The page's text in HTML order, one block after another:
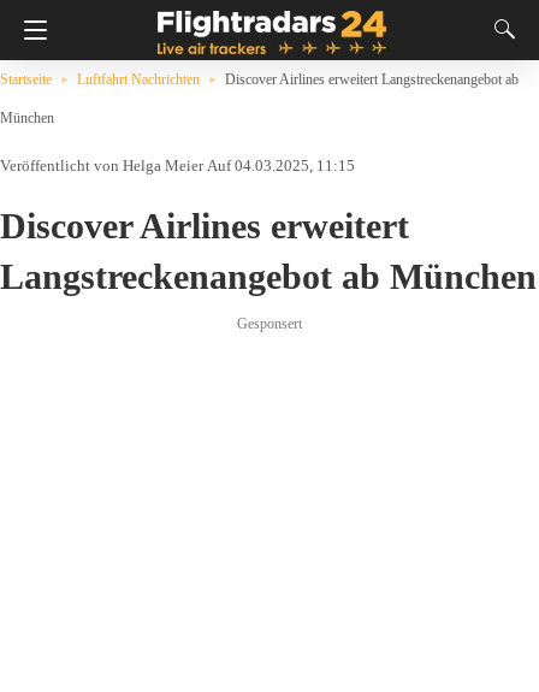
Startseite Luftfahrt Nachrichten Discover Airlines erweitert Langstreckenangebot ab
München
Helga Meier Auf 04.03.2025, 11:15
Discover Airlines erweitert
Langstreckenangebot ab München
Gesponsert